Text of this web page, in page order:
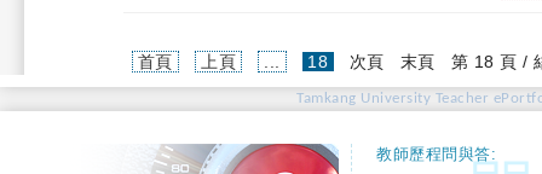
首頁 上頁 18(current)
次頁 末頁 第 18 頁 /
Tamkang University Teacher
教師歷程問與答: